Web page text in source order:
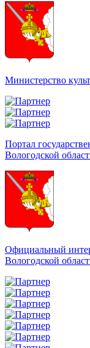
Министерство
Портал
Вологодской
Официальный
Вологодской